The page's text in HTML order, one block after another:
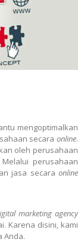
mengoptimalkan
secara online.
oleh perusahaan
Melalui perusahaan
jasa secara online
marketing agency
Karena disini, kami
Anda.